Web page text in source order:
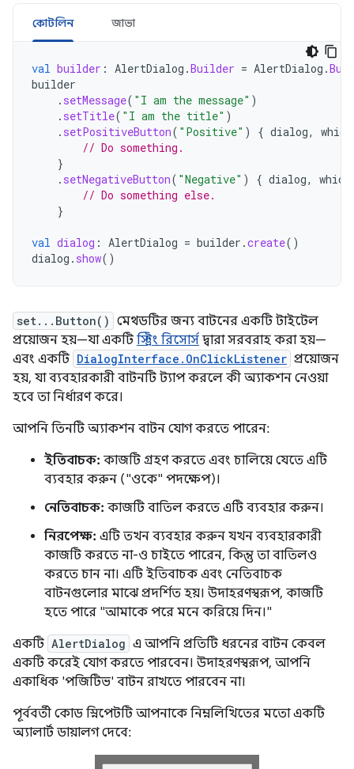
কোটলিন জাভা
val builder : AlertDialog .Builder = AlertDialog .
builder
. setMessage( "I am the message" )
. setTitle( "I am the title" )
. setPositiveButton( "Positive" ) { dialog,
which
// Do something.
}
. setNegativeButton( "Negative" ) { dialog,
which
// Do something else.
}
val dialog : AlertDialog = builder .create()
dialog . show()
set...Button() মেথডটির জন্য বাটনের একটি টাইটেল
প্রয়োজন হয়—যা একটি স্ট্রিং রিসোর্স দ্বারা সরবরাহ করা হয়—
এবং একটি DialogInterface.OnClickListener প্রয়োজন
হয়, যা ব্যবহারকারী বাটনটি ট্যাপ করলে কী অ্যাকশন নেওয়া
হবে তা নির্ধারণ করে।
আপনি তিনটি অ্যাকশন বাটন যোগ করতে পারেন:
ইতিবাচক: কাজটি গ্রহণ করতে এবং চালিয়ে যেতে এটি
ব্যবহার করুন ("ওকে" পদক্ষেপ)।
নেতিবাচক: কাজটি বাতিল করতে এটি ব্যবহার করুন।
নিরপেক্ষ: এটি তখন ব্যবহার করুন যখন ব্যবহারকারী
কাজটি করতে না-ও চাইতে পারেন, কিন্তু তা বাতিলও
করতে চান না। এটি ইতিবাচক এবং নেতিবাচক
বাটনগুলোর মাঝে প্রদর্শিত হয়। উদাহরণস্বরূপ, কাজটি
হতে পারে "আমাকে পরে মনে করিয়ে দিন।"
একটি AlertDialog এ আপনি প্রতিটি ধরনের বাটন কেবল
একটি করেই যোগ করতে পারবেন। উদাহরণস্বরূপ, আপনি
একাধিক 'পজিটিভ' বাটন রাখতে পারবেন না।
পূর্ববর্তী কোড স্নিপেটটি আপনাকে নিম্নলিখিতের মতো একটি
অ্যালার্ট ডায়ালগ দেবে: